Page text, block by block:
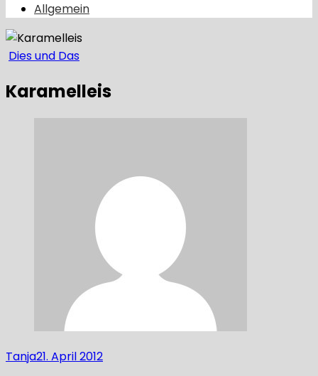
Allgemein
Dies und Das
Karamelleis
Tanja21. April 2012